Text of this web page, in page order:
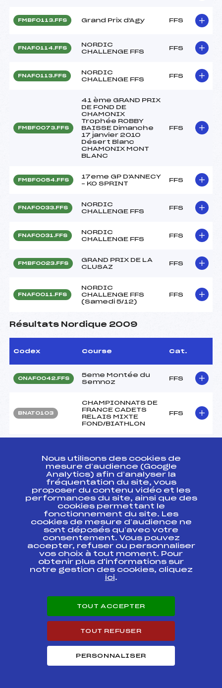
FMBF0113.FFS Grand Prix d'Agy FFS
FNAF0114.FFS
NORDIC
CHALLENGE FFS
FFS
FNAF0113.FFS
NORDIC
CHALLENGE FFS
FFS
FMBF0073.FFS
41 ème GRAND PRIX
DE FOND DE
CHAMONIX
Trophée ROBBY
BAISSE Dimanche
17 janvier 2010
Désert Blanc
CHAMONIX MONT
BLANC
FFS
FMBF0054.FFS
17eme GP D'ANNECY
– KO SPRINT
FFS
FNAF0033.FFS
NORDIC
CHALLENGE FFS
FFS
FNAF0031.FFS
NORDIC
CHALLENGE FFS
FFS
FMBF0023.FFS
GRAND PRIX DE LA
CLUSAZ
FFS
FNAF0011.FFS
NORDIC
CHALLENGE FFS
(Samedi 5/12)
FFS
Résultats Nordique 2009
Codex Course Cat.
ONAF0042.FFS
5eme Montée du
Semnoz
FFS
BNAT0103
CHAMPIONNATS DE
FRANCE CADETS
RELAIS MIXTE
FOND/BIATHLON
FFS
CADETS/CADETTES
FMBF0191
GRAND PRIX
D'ARGENTIERE
Dimanche 1er mars
2009 ARGENTIERE
FFS
FMBF0172
GP DE SOMMAND
CHALLENGE
MINIME EXEL
FFS
FMBF0153
27è GRAND PRIX DU
PAYS ROCHOIS
FFS
2EME ETAPE
CHAMPIONNATS DE
2EME ETAPE
40ème GRAND PRIX
DE SKI DE FOND
CHALLENGE
Nous utilisons des cookies de
mesure d’audience (Google
Analytics) afin d’analyser la
fréquentation du site, vous
proposer du contenu vidéo et les
performances du site, ainsi que des
cookies permettant le
fonctionnement du site. Les
cookies de mesure d’audience ne
sont déposés qu’avec votre
consentement. Vous pouvez
accepter, refuser ou personnaliser
vos choix à tout moment. Pour
obtenir plus d'informations sur
notre gestion des cookies, cliquez
ici.
TOUT ACCEPTER
TOUT REFUSER
PERSONNALISER